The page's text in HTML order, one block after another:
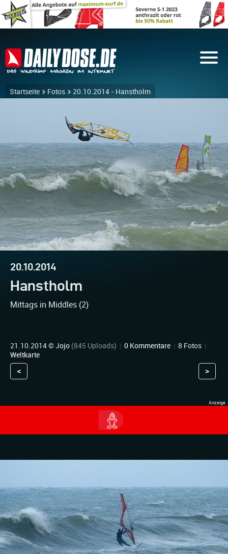
Startseite Fotos 20.10.2014 - Hanstholm
20.10.2014
Hanstholm
Mittags in Middles (2)
21.10.2014 ©Jojo (845 Uploads) | 0 Kommentare | 8 Fotos |
Weltkarte
< >